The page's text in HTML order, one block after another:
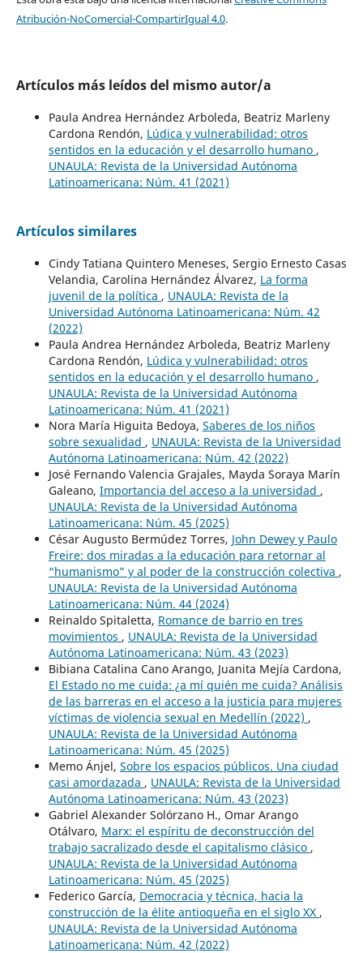
Atribución-NoComercial-CompartirIgual 4.0.
Artículos más leídos del mismo autor/a
Paula Andrea Hernández Arboleda, Beatriz Marleny
Cardona Rendón, Lúdica y vulnerabilidad: otros
sentidos en la educación y el desarrollo humano ,
UNAULA: Revista de la Universidad Autónoma
Latinoamericana: Núm. 41 (2021)
Artículos similares
Cindy Tatiana Quintero Meneses, Sergio Ernesto Casas
Velandia, Carolina Hernández Álvarez, La forma
juvenil de la política , UNAULA: Revista de la
Universidad Autónoma Latinoamericana: Núm. 42
(2022)
Paula Andrea Hernández Arboleda, Beatriz Marleny
Cardona Rendón, Lúdica y vulnerabilidad: otros
sentidos en la educación y el desarrollo humano ,
UNAULA: Revista de la Universidad Autónoma
Latinoamericana: Núm. 41 (2021)
Nora María Higuita Bedoya, Saberes de los niños
sobre sexualidad , UNAULA: Revista de la Universidad
Autónoma Latinoamericana: Núm. 42 (2022)
José Fernando Valencia Grajales, Mayda Soraya Marín
Galeano, Importancia del acceso a la universidad ,
UNAULA: Revista de la Universidad Autónoma
Latinoamericana: Núm. 45 (2025)
César Augusto Bermúdez Torres, John Dewey y Paulo
Freire: dos miradas a la educación para retornar al
“humanismo” y al poder de la construcción colectiva ,
UNAULA: Revista de la Universidad Autónoma
Latinoamericana: Núm. 44 (2024)
Reinaldo Spitaletta, Romance de barrio en tres
movimientos , UNAULA: Revista de la Universidad
Autónoma Latinoamericana: Núm. 43 (2023)
Bibiana Catalina Cano Arango, Juanita Mejía Cardona,
El Estado no me cuida: ¿a mí quién me cuida? Análisis
de las barreras en el acceso a la justicia para mujeres
víctimas de violencia sexual en Medellín (2022) ,
UNAULA: Revista de la Universidad Autónoma
Latinoamericana: Núm. 45 (2025)
Memo Ánjel, Sobre los espacios públicos. Una ciudad
casi amordazada , UNAULA: Revista de la Universidad
Autónoma Latinoamericana: Núm. 43 (2023)
Gabriel Alexander Solórzano H., Omar Arango
Otálvaro, Marx: el espíritu de deconstrucción del
trabajo sacralizado desde el capitalismo clásico ,
UNAULA: Revista de la Universidad Autónoma
Latinoamericana: Núm. 45 (2025)
Federico García, Democracia y técnica, hacia la
construcción de la élite antioqueña en el siglo XX ,
UNAULA: Revista de la Universidad Autónoma
Latinoamericana: Núm. 42 (2022)